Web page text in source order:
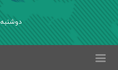
دوشنبه 19 مرداد 1405 - 10:24